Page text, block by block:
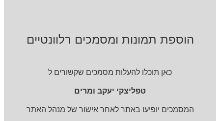
הוספת תמונות ומסמכים רלוונטיים
כאן תוכלו להעלות מסמכים שקשורים ל
טפליצקי יעקב ומרים
המסמכים יופיעו באתר לאחר אישור של מנהל האתר